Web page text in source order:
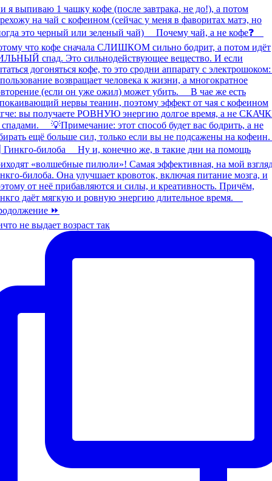
не выдает возраст так